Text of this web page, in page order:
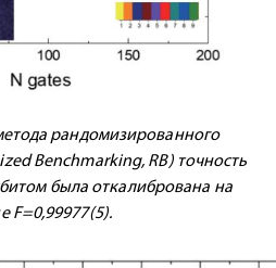
рандомизированного
Benchmarking, RB) точность
была откалибрована на
F=0,99977(5).